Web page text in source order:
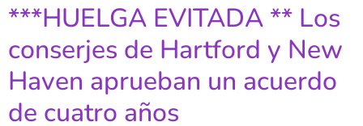
***HUELGA EVITADA ** Los
conserjes de Hartford y New
Haven aprueban un acuerdo
de cuatro años